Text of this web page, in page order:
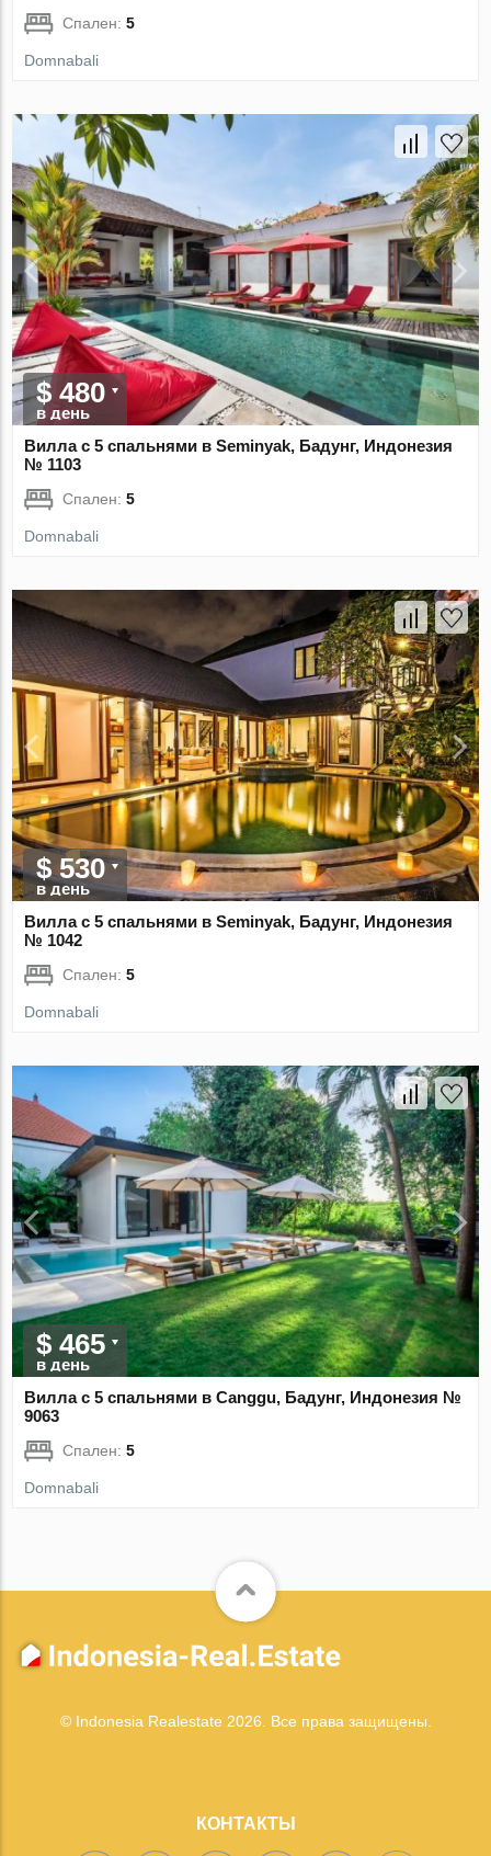
Спален:5
Domnabali
$ 480
в день
Вилла с 5 спальнями в Seminyak, Бадунг, Индонезия
№ 1103
Спален:5
Domnabali
$ 530
в день
Вилла с 5 спальнями в Seminyak, Бадунг, Индонезия
№ 1042
Спален:5
Domnabali
$ 465
в день
Вилла с 5 спальнями в Canggu, Бадунг, Индонезия №
9063
Спален:5
Domnabali
© Indonesia Realestate 2026. Все права защищены.
КОНТАКТЫ